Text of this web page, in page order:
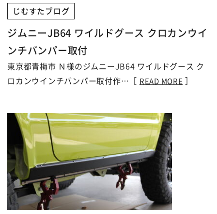
じむすたブログ
ジムニーJB64 ワイルドグース クロカンウイ
ンチバンパー取付
東京都青梅市 Ｎ様のジムニーJB64 ワイルドグース ク
ロカンウインチバンパー取付作…［
READ MORE